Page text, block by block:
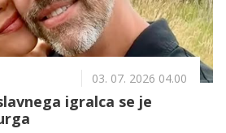
03. 07. 2026 04.00
igralca se je